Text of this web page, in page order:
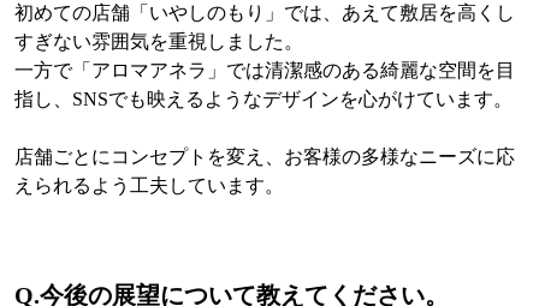
初めての店舗「いやしのもり」では、あえて敷居を高くし
すぎない雰囲気を重視しました。
一方で「アロマアネラ」では清潔感のある綺麗な空間を目
指し、SNSでも映えるようなデザインを心がけています。
店舗ごとにコンセプトを変え、お客様の多様なニーズに応
えられるよう工夫しています。
Q.今後の展望について教えてください。